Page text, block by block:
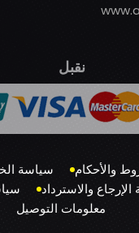
نقبل
والأحكام
سياسة
والاسترداد
معلومات التوصيل